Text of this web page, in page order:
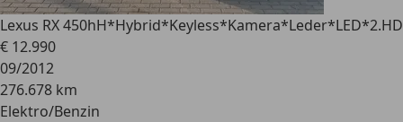
Lexus RX 450hH*Hybrid*Keyless*Kamera*Leder*LED*2.HD
€ 12.990
09/2012
276.678 km
Elektro/Benzin